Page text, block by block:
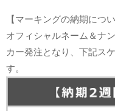
【マーキングの納期につい
オフィシャルネーム＆ナ
カー発注となり、下記ス
す。